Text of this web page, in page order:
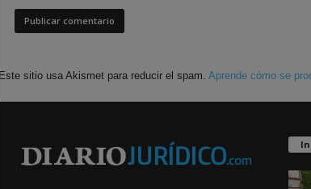
Este sitio usa Akismet para reducir el spam. Aprende cómo se